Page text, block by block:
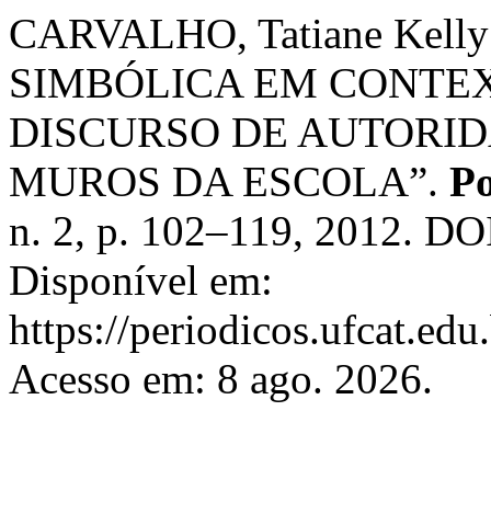
CARVALHO, Tatiane
SIMBÓLICA EM
DISCURSO DE
MUROS DA ESCOLA”.
n. 2, p. 102–119, 2012.
Disponível em:
https://
Acesso em: 8 ago. 2026.